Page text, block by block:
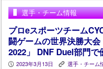
選手・チーム情報
プロeスポーツチーム
闘ゲームの世界決勝大
2022」 DNF Duel部門で
P 2023年3月13日 K 選手・チーム